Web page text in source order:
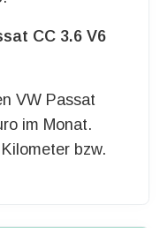
CC 3.6 V6
VW Passat
im Monat.
bzw.